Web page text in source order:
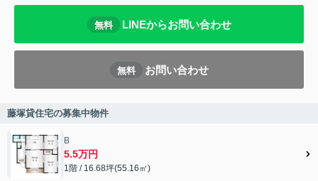
無料 LINEからお問い合わせ
無料 お問い合わせ
藤塚貸住宅の募集中物件
B
5.5万円
1階 / 16.68坪(55.16㎡)